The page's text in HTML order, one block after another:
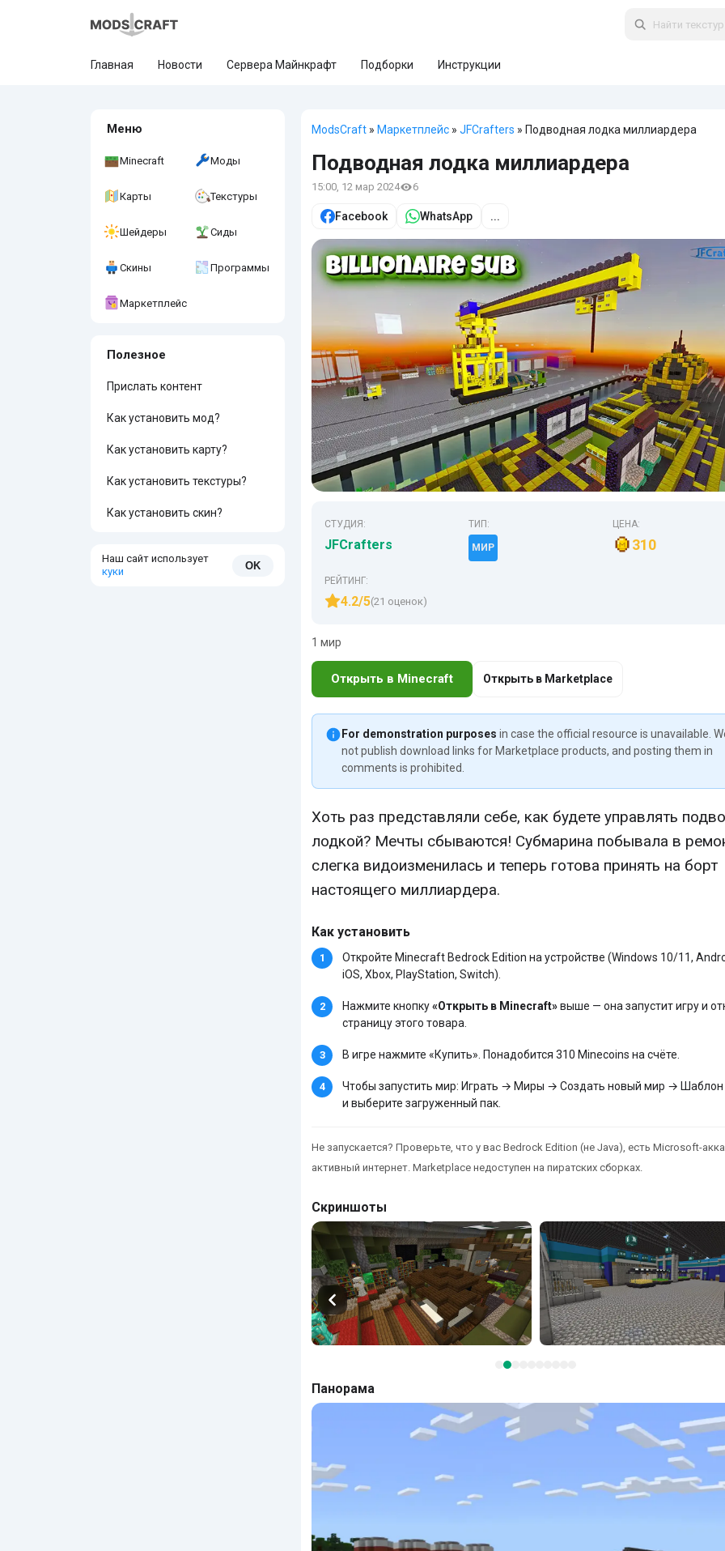
Главная Новости Сервера Майнкрафт Подборки Инструкции
Меню
Minecraft Моды
Карты Текстуры
Шейдеры Сиды
Скины Программы
Маркетплейс
Полезное
Прислать контент
Как установить мод?
Как установить карту?
Как установить текстуры?
Как установить скин?
Наш сайт использует
куки
OK
ModsCraft » Маркетплейс » JFCrafters » Подводная лодка миллиардера
Подводная лодка миллиардера
15:00, 12 мар 2024 6
Facebook WhatsApp ...
СТУДИЯ:
JFCrafters
ТИП:
МИР
ЦЕНА:
310
РЕЙТИНГ:
4.2/5(21 оценок)
1 мир
Открыть в Minecraft Открыть в Marketplace
For demonstration purposes in case the official resource is unavailable.
not publish download links for Marketplace products, and posting them in
comments is prohibited.
Хоть раз представляли себе, как будете управлять
лодкой? Мечты сбываются! Субмарина побывала в
слегка видоизменилась и теперь готова принять на борт
настоящего миллиардера.
Как установить
Откройте Minecraft Bedrock Edition на устройстве (Windows 10/11,
iOS, Xbox, PlayStation, Switch).
Нажмите кнопку«Открыть в Minecraft»выше — она запустит игру и
страницу этого товара.
В игре нажмите «Купить». Понадобится 310 Minecoins на счёте.
Чтобы запустить мир: Играть → Миры → Создать новый мир →
и выберите загруженный пак.
Не запускается? Проверьте, что у вас Bedrock Edition (не Java), есть Microsoft-
активный интернет. Marketplace недоступен на пиратских сборках.
Скриншоты
Панорама